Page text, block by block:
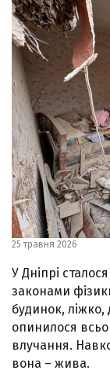
25 травня 2026
У Дніпрі
законами
будинок,
опинилося
влучання.
вона – жива.